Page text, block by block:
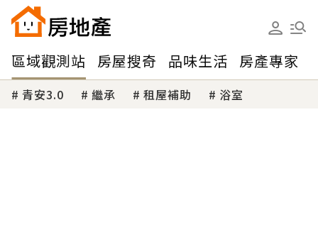
區域觀測站 房屋搜奇 品味生活 房產專家
青安3.0 繼承 租屋補助 浴室